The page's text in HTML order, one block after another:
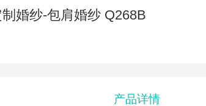
婚纱-包肩婚纱 Q268B
产品详情